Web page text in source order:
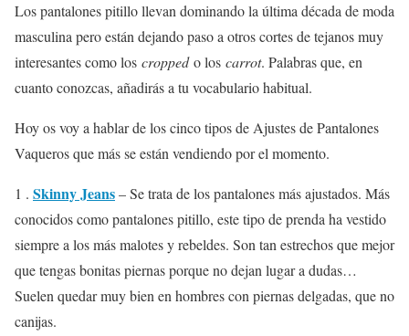
Los pantalones pitillo llevan dominando la última década de moda
masculina pero están dejando paso a otros cortes de tejanos muy
interesantes como los croppedo los carrot. Palabras que, en
cuanto conozcas, añadirás a tu vocabulario habitual.
Hoy os voy a hablar de los cinco tipos de Ajustes de Pantalones
Vaqueros que más se están vendiendo por el momento.
1 . Skinny Jeans– Se trata de los pantalones más ajustados. Más
conocidos como pantalones pitillo, este tipo de prenda ha vestido
siempre a los más malotes y rebeldes. Son tan estrechos que mejor
que tengas bonitas piernas porque no dejan lugar a dudas…
Suelen quedar muy bien en hombres con piernas delgadas, que no
canijas.